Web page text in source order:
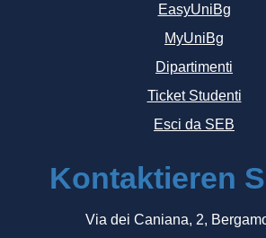
EasyUniBg
MyUniBg
Dipartimenti
Ticket Studenti
Esci da SEB
Kontaktieren
Via dei Caniana, 2,